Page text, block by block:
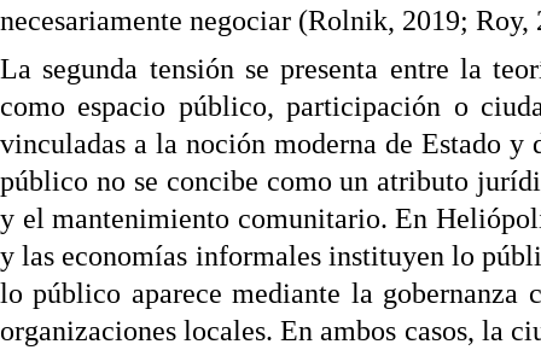
necesariamente negociar (Rolnik, 2019; Roy,
La segunda tensión se presenta entre la
como espacio público, participación o
vinculadas a la noción moderna de Estado
público no se concibe como un atributo
y el mantenimiento comunitario. En
y las economías informales instituyen lo
lo público aparece mediante la
organizaciones locales. En ambos casos, la